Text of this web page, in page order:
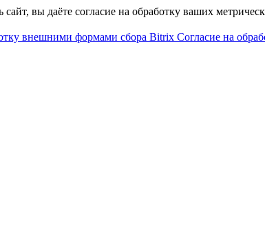
вы даёте согласие на обработку ваших
внешними формами сбора Bitrix Согласие на